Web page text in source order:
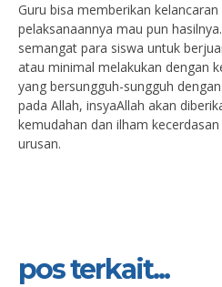
Guru bisa memberikan
pelaksanaannya mau pun
semangat para siswa untuk
atau minimal melakukan dengan
yang bersungguh-sungguh
pada Allah, insyaAllah akan
kemudahan dan ilham
urusan.
pos terkait...